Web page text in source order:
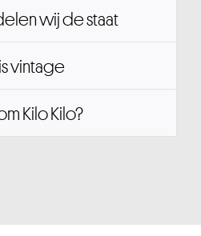
wij de staat
vintage
Kilo Kilo?